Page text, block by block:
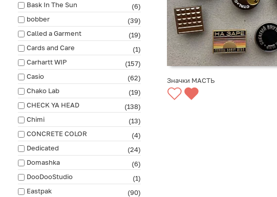
Bask In The Sun
(6)
bobber
(39)
Called a Garment
(19)
Cards and Care
(1)
Carhartt WIP
(157)
Casio
(62)
Chako Lab
(19)
CHECK YA HEAD
(138)
Chimi
(13)
CONCRETE COLOR
(4)
Dedicated
(24)
Domashka
(6)
DooDooStudio
(1)
Eastpak
(90)
Значки МАСТЬ